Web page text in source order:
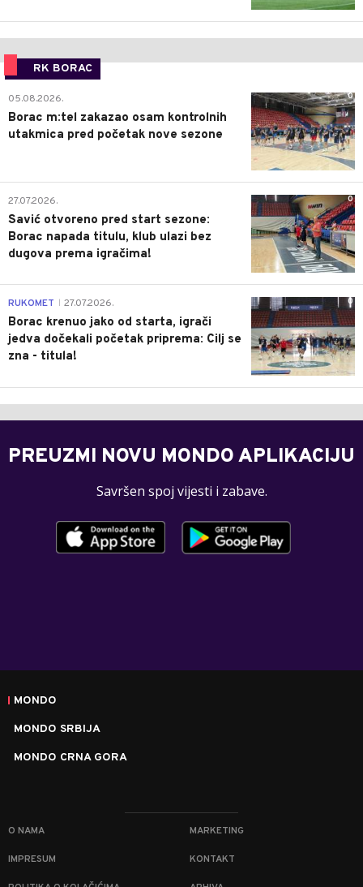
RK BORAC
0
05.08.2026.
Borac m:tel zakazao osam kontrolnih
utakmica pred početak nove sezone
0
27.07.2026.
Savić otvoreno pred start sezone:
Borac napada titulu, klub ulazi bez
dugova prema igračima!
0
RUKOMET 27.07.2026.
Borac krenuo jako od starta, igrači
jedva dočekali početak priprema: Cilj se
zna - titula!
PREUZMI NOVU MONDO APLIKACIJU
Savršen spoj vijesti i zabave.
MONDO
MONDO SRBIJA
MONDO CRNA GORA
O NAMA MARKETING
IMPRESUM KONTAKT